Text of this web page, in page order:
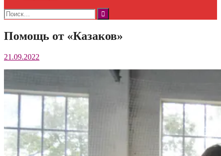
Найти:
Помощь от «Казаков»
21.09.2022